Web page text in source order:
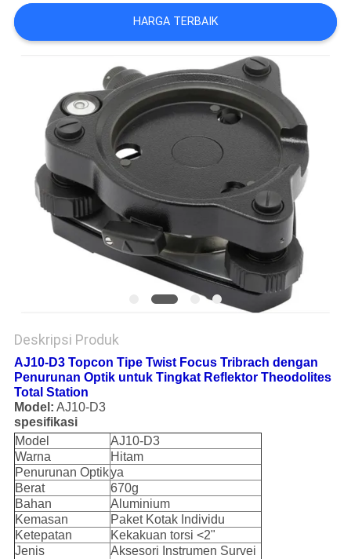
PRIVACY
POLICY
HARGA TERBAIK
Deskripsi Produk
AJ10-D3 Topcon Tipe Twist Focus Tribrach dengan
Penurunan Optik untuk Tingkat Reflektor Theodolites
Total Station
Model: AJ10-D3
spesifikasi
Model
AJ10-D3
Warna
Hitam
Penurunan Optikya
Berat
670g
Bahan
Aluminium
Kemasan
Paket Kotak Individu
Ketepatan
Kekakuan torsi <2"
Jenis
Aksesori Instrumen Survei